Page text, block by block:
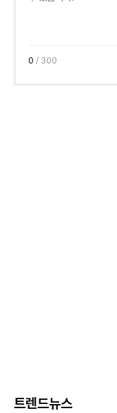
0 / 300
트렌드뉴스